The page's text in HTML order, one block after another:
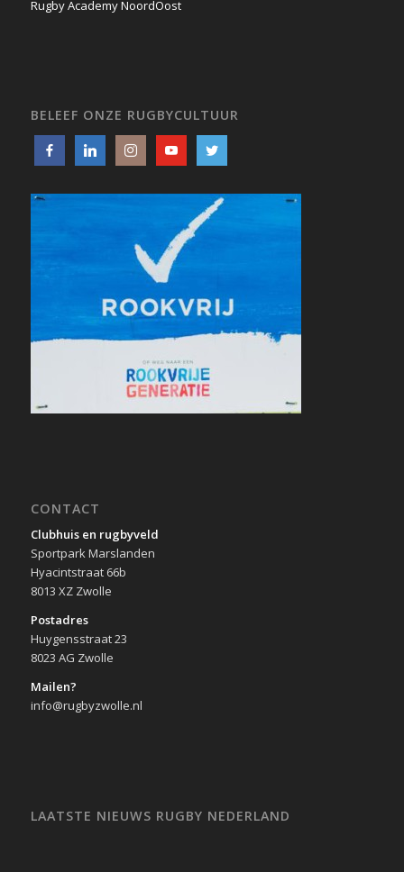
Rugby Academy NoordOost
BELEEF ONZE RUGBYCULTUUR
CONTACT
Clubhuis en rugbyveld
Sportpark Marslanden
Hyacintstraat 66b
8013 XZ Zwolle
Postadres
Huygensstraat 23
8023 AG Zwolle
Mailen?
info@rugbyzwolle.nl
LAATSTE NIEUWS RUGBY NEDERLAND